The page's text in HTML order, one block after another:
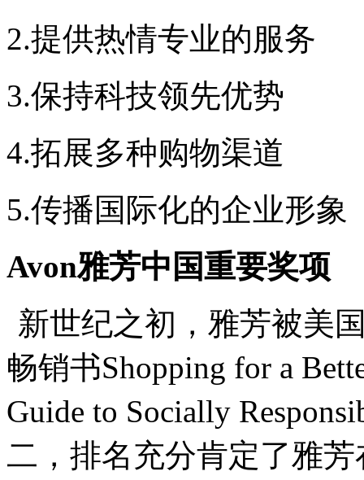
2.提供热情专业的服务
3.保持科技领先优势
4.拓展多种购物渠道
5.传播国际化的企业形象
Avon雅芳中国重要奖项
新世纪之初，雅芳被美
畅销书Shopping for a
Guide to Socially
二，排名充分肯定了雅